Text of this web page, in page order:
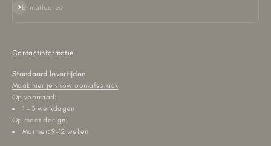
E-mailadres
Abonneren
Contactinformatie
Standaard levertijden
Maak hier je showroomafspraak
Op voorraad:
1 - 3 werkdagen
Op maat design:
Marmer: 9-12 weken